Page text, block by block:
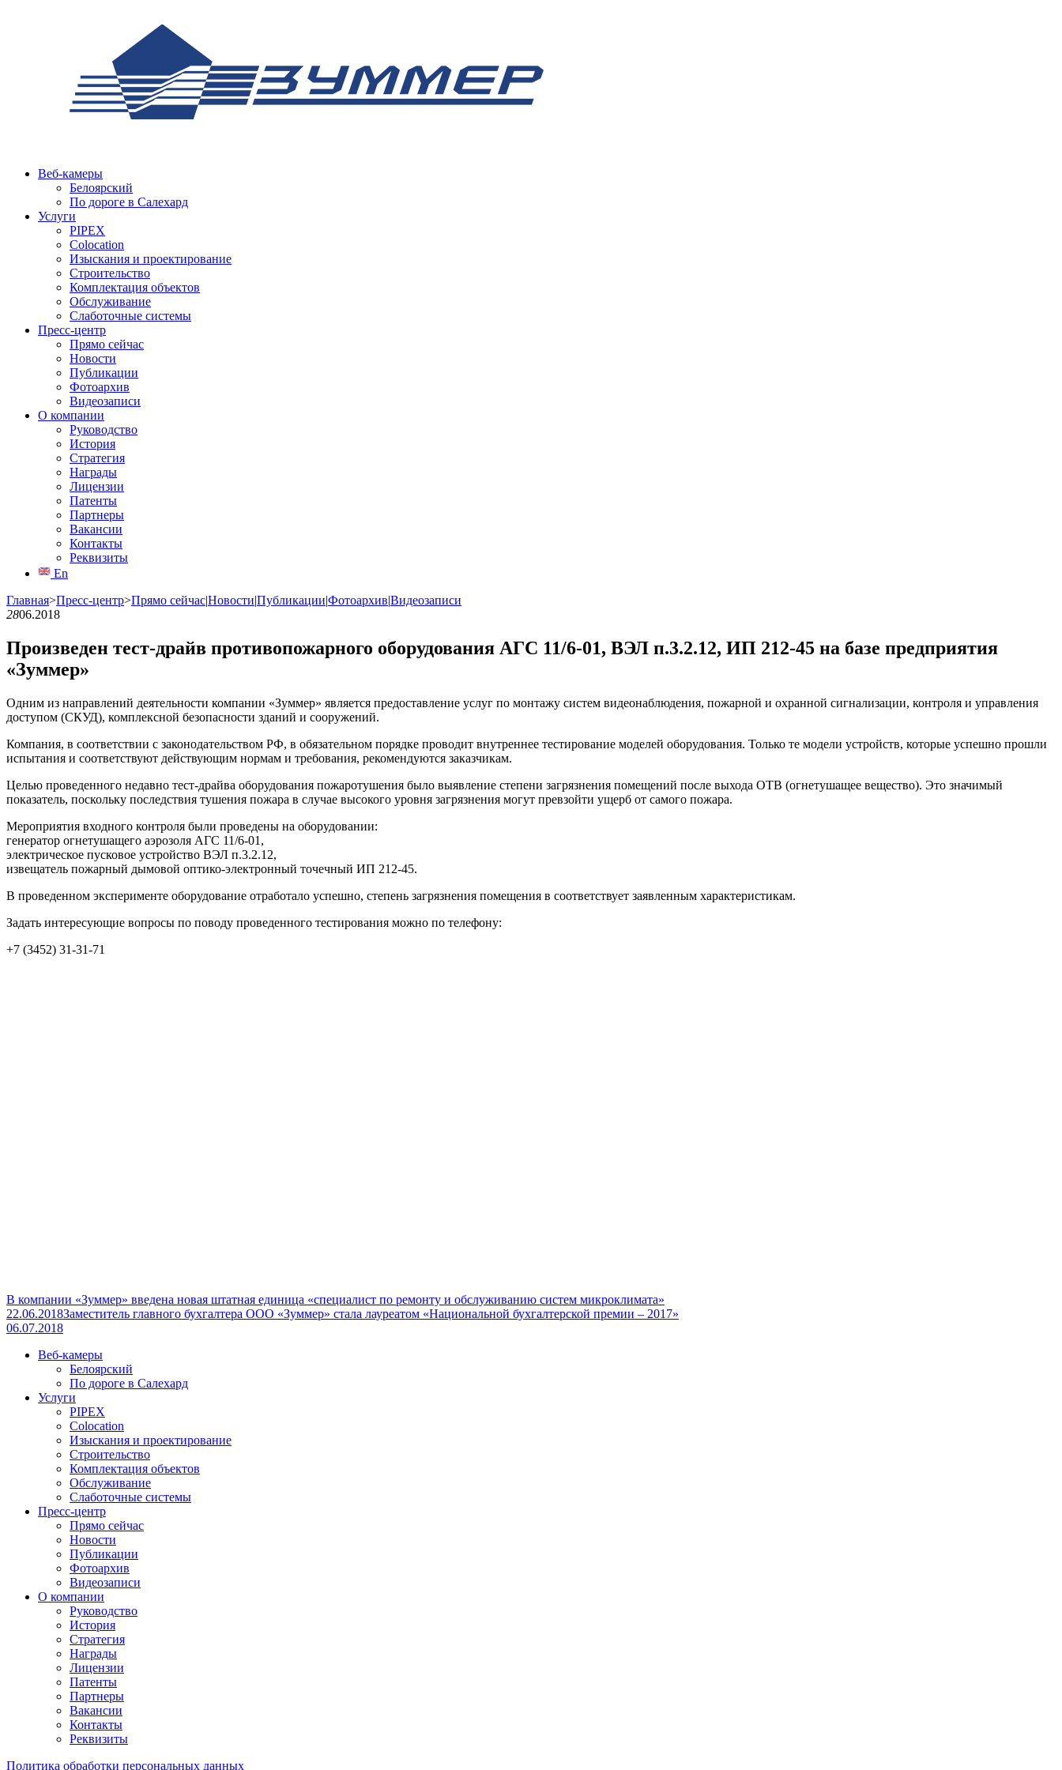
Веб-камеры
Белоярский
По дороге в Салехард
Услуги
PIPEX
Colocation
Изыскания и проектирование
Строительство
Комплектация объектов
Обслуживание
Слаботочные системы
Пресс-центр
Прямо сейчас
Новости
Публикации
Фотоархив
Видеозаписи
О компании
Руководство
История
Стратегия
Награды
Лицензии
Патенты
Партнеры
Вакансии
Контакты
Реквизиты
En
Главная>Пресс-центр>Прямо сейчас|Новости|Публикации|Фотоархив|Видеозаписи
2806.2018
Произведен тест-драйв противопожарного оборудования АГС 11/6-01, ВЭЛ п.3.2.12, ИП 212-45 на базе предприятия
«Зуммер»
Одним из направлений деятельности компании «Зуммер» является предоставление услуг по монтажу систем видеонаблюдения, пожарной и охранной сигнализации, контроля и управления
доступом (СКУД), комплексной безопасности зданий и сооружений.
Компания, в соответствии с законодательством РФ, в обязательном порядке проводит внутреннее тестирование моделей оборудования. Только те модели устройств, которые успешно прошли
испытания и соответствуют действующим нормам и требования, рекомендуются заказчикам.
Целью проведенного недавно тест-драйва оборудования пожаротушения было выявление степени загрязнения помещений после выхода ОТВ (огнетушащее вещество). Это значимый
показатель, поскольку последствия тушения пожара в случае высокого уровня загрязнения могут превзойти ущерб от самого пожара.
Мероприятия входного контроля были проведены на оборудовании:
генератор огнетушащего аэрозоля АГС 11/6-01,
электрическое пусковое устройство ВЭЛ п.3.2.12,
извещатель пожарный дымовой оптико-электронный точечный ИП 212-45.
В проведенном эксперименте оборудование отработало успешно, степень загрязнения помещения в соответствует заявленным характеристикам.
Задать интересующие вопросы по поводу проведенного тестирования можно по телефону:
+7 (3452) 31-31-71
В компании «Зуммер» введена новая штатная единица «специалист по ремонту и обслуживанию систем микроклимата»
22.06.2018Заместитель главного бухгалтера ООО «Зуммер» стала лауреатом «Национальной бухгалтерской премии – 2017»
06.07.2018
Веб-камеры
Белоярский
По дороге в Салехард
Услуги
PIPEX
Colocation
Изыскания и проектирование
Строительство
Комплектация объектов
Обслуживание
Слаботочные системы
Пресс-центр
Прямо сейчас
Новости
Публикации
Фотоархив
Видеозаписи
О компании
Руководство
История
Стратегия
Награды
Лицензии
Патенты
Партнеры
Вакансии
Контакты
Реквизиты
Политика обработки персональных данных